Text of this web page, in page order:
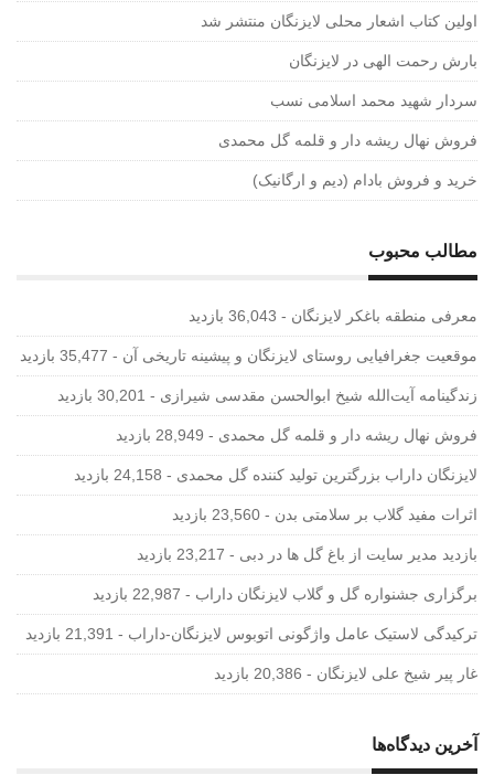
اولین کتاب اشعار محلی لایزنگان منتشر شد
بارش رحمت الهی در لایزنگان
سردار شهید محمد اسلامی نسب
فروش نهال ریشه دار و قلمه گل محمدی
خرید و فروش بادام (دیم و ارگانیک)
مطالب محبوب
معرفی منطقه باغکر لایزنگان - 36,043 بازدید
موقعیت جغرافیایی روستای لایزنگان و پیشینه تاریخی آن - 35,477 بازدید
زندگینامه آیت‌الله شیخ ابوالحسن‌ مقدسی شیرازی‌ - 30,201 بازدید
فروش نهال ریشه دار و قلمه گل محمدی - 28,949 بازدید
لایزنگان داراب بزرگترین تولید کننده گل محمدی - 24,158 بازدید
اثرات مفید گلاب بر سلامتی بدن - 23,560 بازدید
بازدید مدیر سایت از باغ گل ها در دبی - 23,217 بازدید
برگزاری جشنواره گل و گلاب لایزنگان داراب - 22,987 بازدید
ترکیدگی لاستیک عامل واژگونی اتوبوس لایزنگان-داراب - 21,391 بازدید
غار پیر شیخ علی لایزنگان - 20,386 بازدید
آخرین دیدگاه‌ها